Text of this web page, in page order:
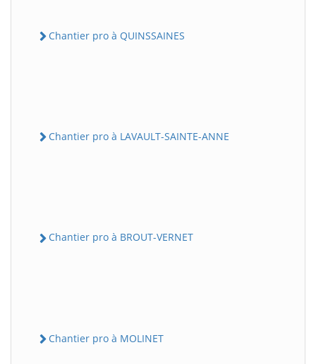
Chantier pro à QUINSSAINES
Chantier pro à LAVAULT-SAINTE-ANNE
Chantier pro à BROUT-VERNET
Chantier pro à MOLINET